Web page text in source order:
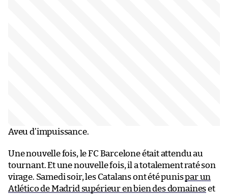
Aveu d’impuissance.
Une nouvelle fois, le FC Barcelone était attendu au
tournant. Et une nouvelle fois, il a totalement raté son
virage. Samedi soir, les Catalans ont été punispar un
Atlético de Madrid supérieur en bien des domaineset